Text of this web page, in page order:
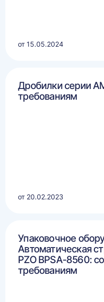
от 15.05.2024
Дробилки серии
требованиям
от 20.02.2023
Упаковочное
Автоматическая
PZO BPSA-8560:
требованиям